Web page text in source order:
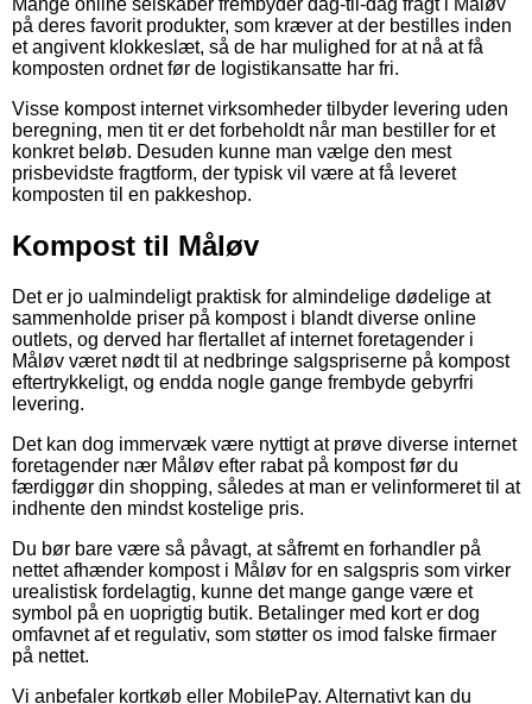
på deres favorit produkter, som kræver at der bestilles inden
et angivent klokkeslæt, så de har mulighed for at nå at få
komposten ordnet før de logistikansatte har fri.
Visse kompost internet virksomheder tilbyder levering uden
beregning, men tit er det forbeholdt når man bestiller for et
konkret beløb. Desuden kunne man vælge den mest
prisbevidste fragtform, der typisk vil være at få leveret
komposten til en pakkeshop.
Kompost til Måløv
Det er jo ualmindeligt praktisk for almindelige dødelige at
sammenholde priser på kompost i blandt diverse online
outlets, og derved har flertallet af internet foretagender i
Måløv været nødt til at nedbringe salgspriserne på kompost
eftertrykkeligt, og endda nogle gange frembyde gebyrfri
levering.
Det kan dog immervæk være nyttigt at prøve diverse internet
foretagender nær Måløv efter rabat på kompost før du
færdiggør din shopping, således at man er velinformeret til at
indhente den mindst kostelige pris.
Du bør bare være så påvagt, at såfremt en forhandler på
nettet afhænder kompost i Måløv for en salgspris som virker
urealistisk fordelagtig, kunne det mange gange være et
symbol på en uoprigtig butik. Betalinger med kort er dog
omfavnet af et regulativ, som støtter os imod falske firmaer
på nettet.
Vi anbefaler kortkøb eller MobilePay. Alternativt kan du